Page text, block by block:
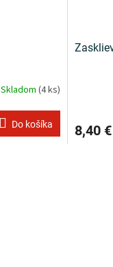
Skladom (4 ks)
Do košíka 8,40 €